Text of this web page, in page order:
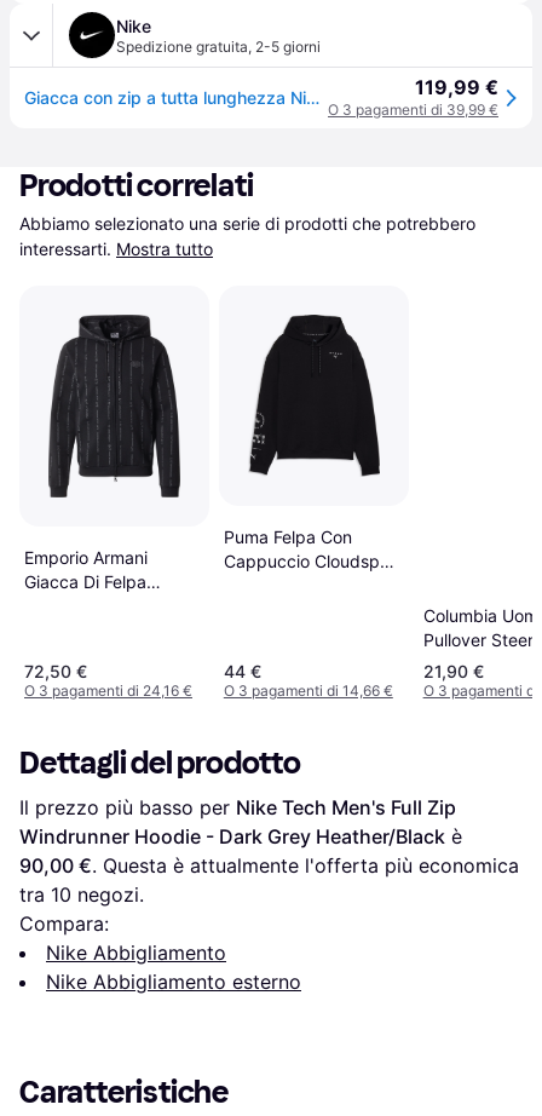
Nike
Spedizione gratuita, 2-5 giorni
Giacca con zip a tutta lunghezza Nike Tech Fleece Windrunner – Uomo - Grigio - L 119,99 €
O 3 pagamenti di 39,99 €
Prodotti correlati
Abbiamo selezionato una serie di prodotti che potrebbero
interessarti. Mostra tutto
Emporio Armani
Giacca Di Felpa
72,50 €
O 3 pagamenti di 24,16 €
Puma Felpa Con
Cappuccio Cloudspun
44 €
O 3 pagamenti di 14,66 €
Columbia
Pullover
Mountain Half
- Blu
21,90 €
O 3 pagamenti
Dettagli del prodotto
Il prezzo più basso per Nike Tech Men's Full Zip
Windrunner Hoodie - Dark Grey Heather/Black
90,00 €. Questa è attualmente l'offerta più economica
tra 10 negozi.
Compara:
Nike Abbigliamento
Nike Abbigliamento esterno
Caratteristiche